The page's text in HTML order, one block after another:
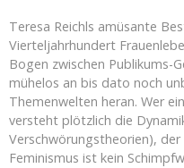
Teresa Reichls amüsante
Vierteljahrhundert
Bogen zwischen Publikums-
mühelos an bis dato noch
Themenwelten heran. Wer
versteht plötzlich die
Verschwörungstheorien),
Feminismus ist kein